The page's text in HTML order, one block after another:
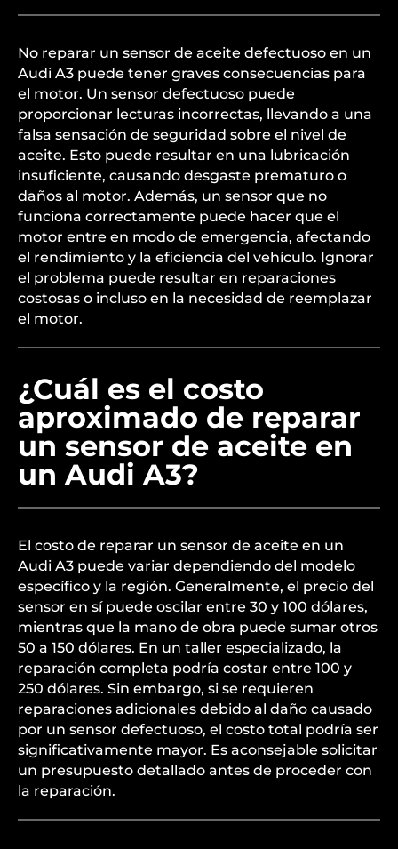
No reparar un sensor de aceite defectuoso en un
Audi A3 puede tener graves consecuencias para
el motor. Un sensor defectuoso puede
proporcionar lecturas incorrectas, llevando a una
falsa sensación de seguridad sobre el nivel de
aceite. Esto puede resultar en una lubricación
insuficiente, causando desgaste prematuro o
daños al motor. Además, un sensor que no
funciona correctamente puede hacer que el
motor entre en modo de emergencia, afectando
el rendimiento y la eficiencia del vehículo. Ignorar
el problema puede resultar en reparaciones
costosas o incluso en la necesidad de reemplazar
el motor.
¿Cuál es el costo
aproximado de reparar
un sensor de aceite en
un Audi A3?
El costo de reparar un sensor de aceite en un
Audi A3 puede variar dependiendo del modelo
específico y la región. Generalmente, el precio del
sensor en sí puede oscilar entre 30 y 100 dólares,
mientras que la mano de obra puede sumar otros
50 a 150 dólares. En un taller especializado, la
reparación completa podría costar entre 100 y
250 dólares. Sin embargo, si se requieren
reparaciones adicionales debido al daño causado
por un sensor defectuoso, el costo total podría ser
significativamente mayor. Es aconsejable solicitar
un presupuesto detallado antes de proceder con
la reparación.